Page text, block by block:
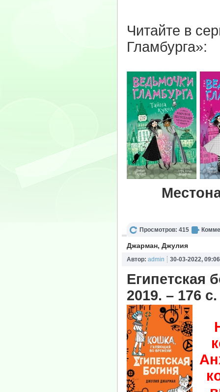
Читайте в
Гламбурга»:
Просмотров: 415
Джарман, Джулия
Автор: admin 30-03-2022, 09:06
Египетская
2019. – 176